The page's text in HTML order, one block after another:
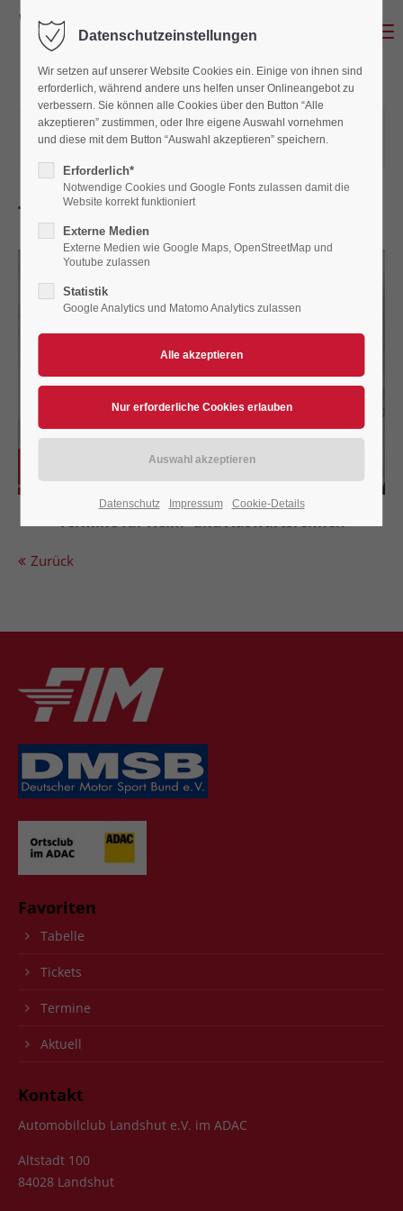
06.06.2021 22:11
von AC Landshut Speedway
Termine - Stand 6. Juni 2021
Termine für Heim- und Auswärtsrennen
Zurück
Favoriten
Tabelle
Tickets
Termine
Aktuell
Kontakt
Automobilclub Landshut e.V. im ADAC
Altstadt 100
84028 Landshut
Datenschutzeinstellungen
Wir setzen auf unserer Website Cookies ein. Einige von ihnen sind
erforderlich, während andere uns helfen unser Onlineangebot zu
verbessern. Sie können alle Cookies über den Button “Alle
akzeptieren” zustimmen, oder Ihre eigene Auswahl vornehmen
und diese mit dem Button “Auswahl akzeptieren” speichern.
Erforderlich*
Notwendige Cookies und Google Fonts zulassen damit die
Website korrekt funktioniert
Externe Medien
Externe Medien wie Google Maps, OpenStreetMap und
Youtube zulassen
Statistik
Google Analytics und Matomo Analytics zulassen
Datenschutz Impressum Cookie-Details